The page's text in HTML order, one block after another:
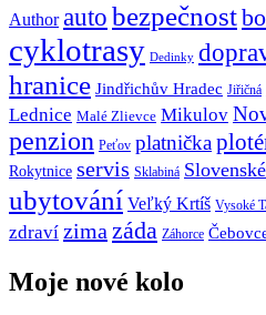
Author auto bezpečnost
cyklotrasy Dedinky
hranice Jindřichův Hradec Jiřičná
Lednice Malé Zlievce Mikulov
penzion Peťov platnička
Rokytnice servis Sklabiná
ubytování Veľký Krtíš Vysoké
zdraví zima záda Záhorce
Moje nové kolo